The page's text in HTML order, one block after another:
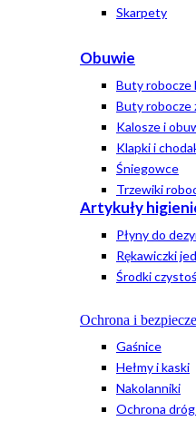
Skarpety
Obuwie
Buty robocze
Buty robocze
Kalosze i
Klapki i
Śniegowce
Trzewiki
Artykuły
Płyny do
Rękawiczki
Środki
Ochrona i
Gaśnice
Hełmy i kaski
Nakolanniki
Ochrona